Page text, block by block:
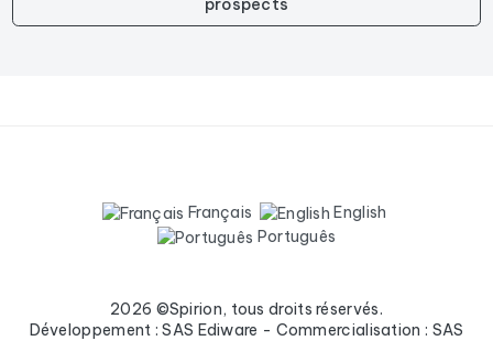
prospects
Français
English
Português
2026 ©Spirion, tous droits réservés.
Développement : SAS Ediware - Commercialisation : SAS